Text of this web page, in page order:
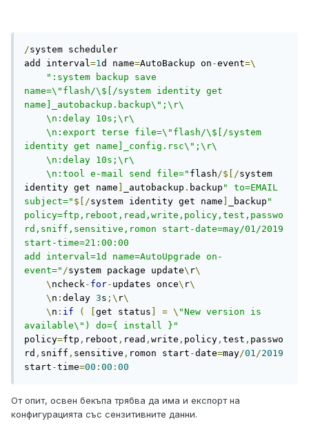
/system scheduler
add interval =1 d name=AutoBackup on -event=\
":system backup save
name=\"flash/\$[/system identity get
name]_autobackup.backup\";\r\
identity get name]_config.rsc\";\r\
    \n:tool e-mail send file="
flash /$[/system
identity get name ] _autobackup . backup " to=EMAIL
subject=" $[/system identity get name ] _backup "
policy=ftp,reboot,read,write,policy,test,passwo
rd,sniff,sensitive,romon start-date=may/01/2019
start-time=21:00:00
add interval=1d name=AutoUpgrade on-
event=" /system package update\ r\
\ ncheck - for- updates once\ r\
\ n : delay 3s ;\ r\
\ n : if ( [get status ] = \ "New version is
available\") do={ install }"
policy=ftp , reboot , read , write , policy , test , passwo
rd , sniff , sensitive , romon start -date=may/01 /2019
start -time=00 : 00 : 00
От опит, освен бекъпа трябва да има и експорт на
конфигурацията със сензитивните данни.